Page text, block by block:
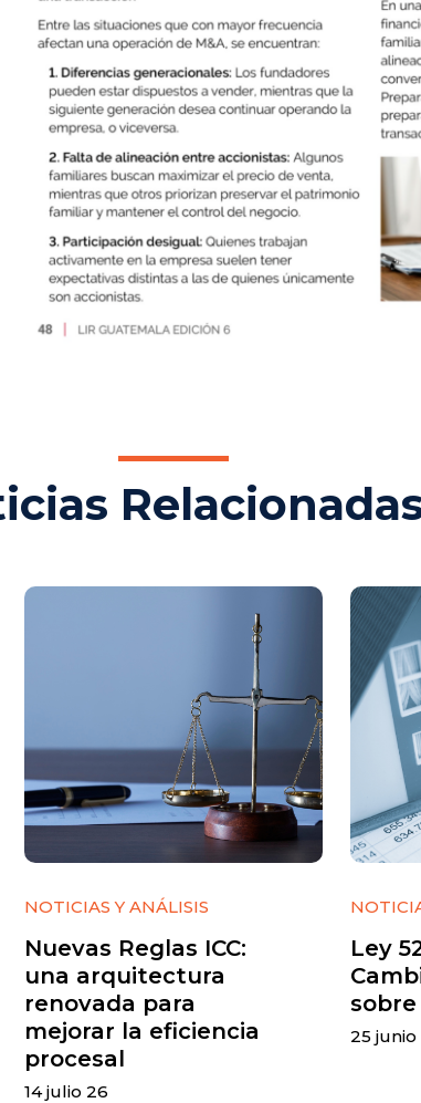
NOTICIAS Y ANÁLISIS
Nuevas Reglas ICC:
una arquitectura
renovada para
mejorar la eficiencia
procesal
14 julio 26
Ley
25 junio